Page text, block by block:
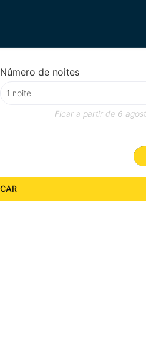
Número de noites
Ficar a partir de 6